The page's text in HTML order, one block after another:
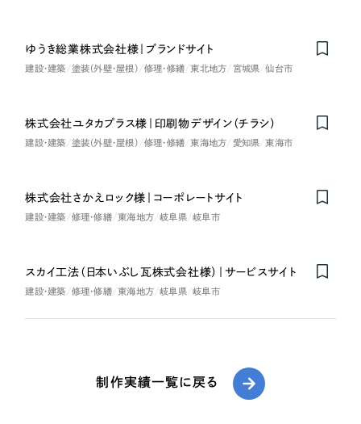
ゆうき総業株式会社様｜ブランドサイト
建設・建築 塗装（外壁・屋根） 修理・修繕 東北地方 宮城県 仙台市
株式会社ユタカプラス様｜印刷物デザイン（チラシ）
建設・建築 塗装（外壁・屋根） 修理・修繕 東海地方 愛知県 東海市
株式会社さかえロック様｜コーポレートサイト
建設・建築 修理・修繕 東海地方 岐阜県 岐阜市
スカイ工法（日本いぶし瓦株式会社様）｜サービスサイト
建設・建築 修理・修繕 東海地方 岐阜県 岐阜市
制作実績一覧に戻る